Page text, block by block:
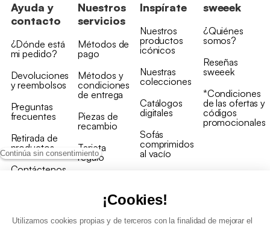
Continúa sin consentimiento
¡Cookies!
Utilizamos cookies propias y de terceros con la finalidad de mejorar el
Ayuda y
contacto
¿Dónde está
mi pedido?
Devoluciones
y reembolsos
Preguntas
frecuentes
Retirada de
productos
Contáctenos
Nuestros
servicios
Métodos de
pago
Métodos y
condiciones
de entrega
Piezas de
recambio
Tarjeta
regalo
Inspírate
Nuestros
productos
icónicos
Nuestras
colecciones
Catálogos
digitales
Sofás
comprimidos
al vacío
sweeek
¿Quiénes
somos?
Reseñas
sweeek
*Condiciones
de las ofertas y
códigos
promocionales